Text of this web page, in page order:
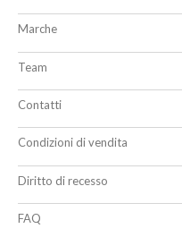
Marche
Team
Contatti
Condizioni di vendita
Diritto di recesso
FAQ